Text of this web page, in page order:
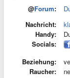
@Forum:
Nachricht:
Handy:
Socials:
Beziehung:
Raucher: